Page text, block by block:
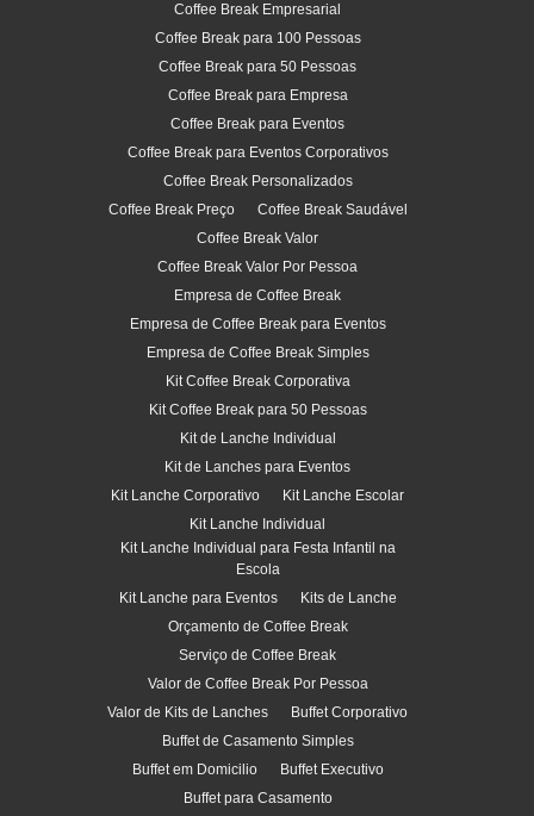
Coffee Break Empresarial
Coffee Break para 100 Pessoas
Coffee Break para 50 Pessoas
Coffee Break para Empresa
Coffee Break para Eventos
Coffee Break para Eventos Corporativos
Coffee Break Personalizados
Coffee Break Preço
Coffee Break Saudável
Coffee Break Valor
Coffee Break Valor Por Pessoa
Empresa de Coffee Break
Empresa de Coffee Break para Eventos
Empresa de Coffee Break Simples
Kit Coffee Break Corporativa
Kit Coffee Break para 50 Pessoas
Kit de Lanche Individual
Kit de Lanches para Eventos
Kit Lanche Corporativo
Kit Lanche Escolar
Kit Lanche Individual
Kit Lanche Individual para Festa Infantil na
Escola
Kit Lanche para Eventos
Kits de Lanche
Orçamento de Coffee Break
Serviço de Coffee Break
Valor de Coffee Break Por Pessoa
Valor de Kits de Lanches
Buffet Corporativo
Buffet de Casamento Simples
Buffet em Domicilio
Buffet Executivo
Buffet para Casamento